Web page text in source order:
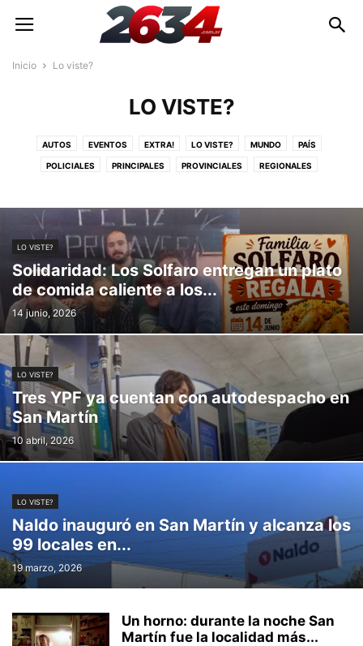
Inicio Lo viste?
LO VISTE?
AUTOS EVENTOS EXTRA! LO VISTE? MUNDO PAÍS
POLICIALES PRINCIPALES PROVINCIALES REGIONALES
LO VISTE?
Solidaridad: Los Solfaro entregan un plato
de comida caliente a los...
14 junio, 2026
LO VISTE?
Tres YPF ya cuentan con autodespacho en
San Martín
10 abril, 2026
LO VISTE?
Naldo inauguró en San Martín y alcanza los
99 locales en...
19 marzo, 2026
Un horno: durante la noche San
Martín fue la localidad más...